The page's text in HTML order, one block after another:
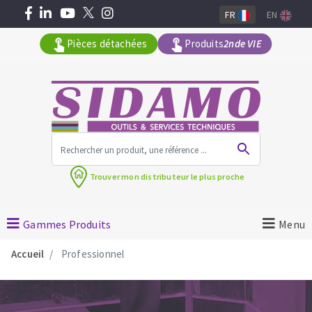
MACHINES POUR LE BATIMENT
Meuleuses angulaires
Carotteuses
Coupe carreaux manuels
OUTILS DIAMANTÉS
Pièces détachées Produits2nde VIE
FR EN
Trouver mondistributeur le plus proche
Gammes Produits Menu
Accueil Professionnel